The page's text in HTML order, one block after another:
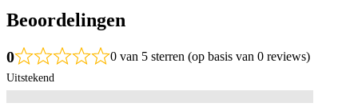
Beoordelingen
0 0 van 5 sterren (op basis van 0 reviews)
Uitstekend